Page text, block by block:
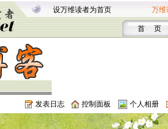
设万维读者为首页 万维
首 页
发表日志 控制面板 个人相册